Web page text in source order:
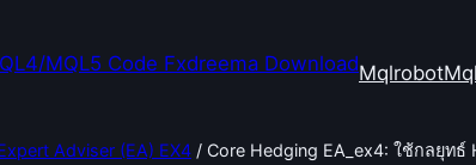
Mqlrobot
Adviser (EA) EX4 / Core Hedging EA_ex4: ใช้กลยุท